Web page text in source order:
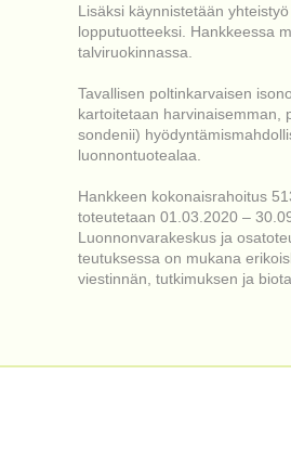
Lisäksi käynnistetään
lopputuotteeksi. Hankkeessa
talviruokinnassa.
Tavallisen poltinkarvaisen
kartoitetaan harvinaisemman,
sondenii)
luonnontuotealaa.
Hankkeen kokonaisrahoitus
toteutetaan 01.03.2020 –
Luonnonvarakeskus ja
teutuksessa on mukana
viestinnän, tutkimuksen ja